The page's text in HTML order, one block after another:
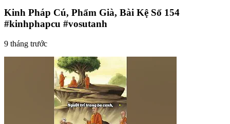
Kinh Pháp Cú, Phẩm Già, Bài Kệ Số 154
#kinhphapcu #vosutanh
9 tháng trước